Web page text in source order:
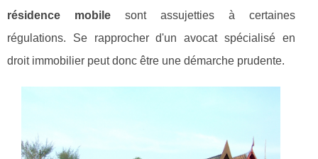
résidence mobilesont assujetties à certaines
régulations. Se rapprocher d'un avocat spécialisé en
droit immobilier peut donc être une démarche prudente.